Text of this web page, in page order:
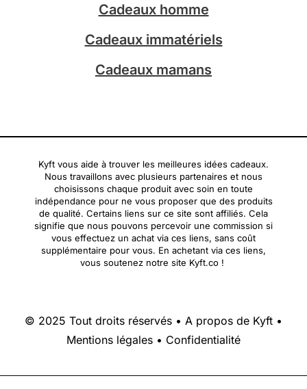
Cadeaux homme
Cadeaux immatériels
Cadeaux mamans
Kyft vous aide à trouver les meilleures idées cadeaux.
Nous travaillons avec plusieurs partenaires et nous
choisissons chaque produit avec soin en toute
indépendance pour ne vous proposer que des produits
de qualité. Certains liens sur ce site sont affiliés. Cela
signifie que nous pouvons percevoir une commission si
vous effectuez un achat via ces liens, sans coût
supplémentaire pour vous. En achetant via ces liens,
vous soutenez notre site Kyft.co !
© 2025 Tout droits réservés • A propos de Kyft •
Mentions légales • Confidentialité